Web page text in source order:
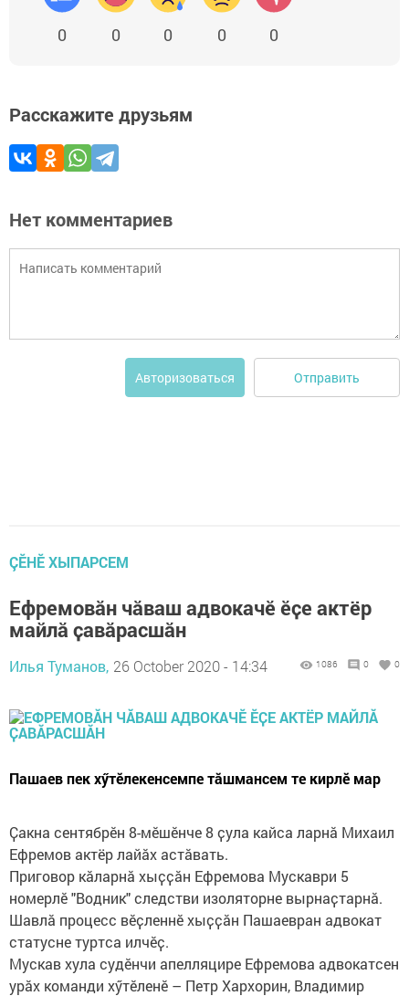
0 0 0 0 0
Расскажите друзьям
Нет комментариев
Авторизоваться Отправить
ÇӖНӖ ХЫПАРСЕМ
Ефремовӑн чӑваш адвокачӗ ӗҫе актёр
майлӑ ҫавӑрасшӑн
Илья Туманов, 26 October 2020 - 14:34 1086 0 0
Пашаев пек хӳтӗлекенсемпе тӑшмансем те кирлӗ мар
Ҫакна сентябрӗн 8-мӗшӗнче 8 ҫула кайса ларнӑ Михаил
Ефремов актёр лайӑх астӑвать.
Приговор кӑларнӑ хыҫҫӑн Ефремова Мускаври 5
номерлӗ "Водник" следстви изоляторне вырнаҫтарнӑ.
Шавлӑ процесс вӗҫленнӗ хыҫҫӑн Пашаевран адвокат
статусне туртса илчӗҫ.
Мускав хула судӗнчи апелляцире Ефремова адвокатсен
урӑх команди хӳтӗленӗ – Петр Хархорин, Владимир